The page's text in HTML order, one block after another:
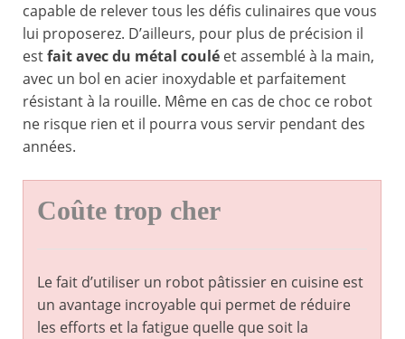
capable de relever tous les défis culinaires que vous
lui proposerez. D’ailleurs, pour plus de précision il
estfait avec du métal coulé et assemblé à la main,
avec un bol en acier inoxydable et parfaitement
résistant à la rouille. Même en cas de choc ce robot
ne risque rien et il pourra vous servir pendant des
années.
Coûte trop cher
Le fait d’utiliser un robot pâtissier en cuisine est
un avantage incroyable qui permet de réduire
les efforts et la fatigue quelle que soit la